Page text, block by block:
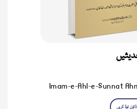
Imam-e-Ahl-e-Sunnat